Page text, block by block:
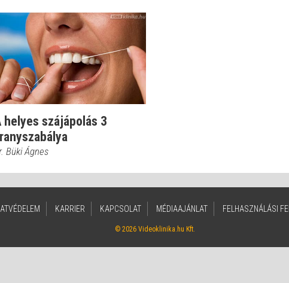
helyes szájápolás 3
Büki Ágnes
KARRIER KAPCSOLAT MÉDIAAJÁNLAT FELHASZNÁLÁSI
© 2026 Videoklinika.hu Kft.